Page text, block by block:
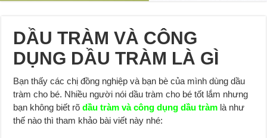
DẦU TRÀM VÀ CÔNG
DỤNG DẦU TRÀM LÀ GÌ
Bạn thấy các chị đồng nghiệp và bạn bè của mình dùng dầu
tràm cho bé. Nhiều người nói dầu tràm cho bé tốt lắm nhưng
bạn không biết rõdầu tràm và công dụng dầu tràm là như
thế nào thì tham khảo bài viết này nhé: